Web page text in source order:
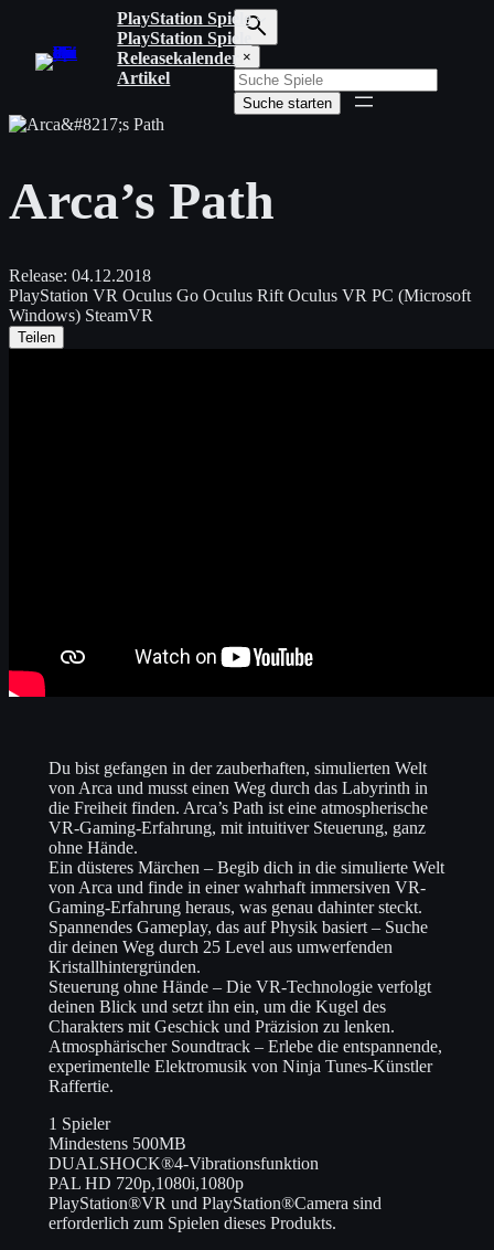
springen
PlayStation Spiele
PlayStation Spiele
Releasekalender
Artikel
S
u
c
h
r
i
i
×
Suche starten
Arca’s Path
Release: 04.12.2018
PlayStation VR Oculus Go Oculus Rift Oculus VR PC (Microsoft
Windows) SteamVR
Teilen
Du bist gefangen in der zauberhaften, simulierten Welt
von Arca und musst einen Weg durch das Labyrinth in
die Freiheit finden. Arca’s Path ist eine atmospherische
VR-Gaming-Erfahrung, mit intuitiver Steuerung, ganz
ohne Hände.
Ein düsteres Märchen – Begib dich in die simulierte Welt
von Arca und finde in einer wahrhaft immersiven VR-
Gaming-Erfahrung heraus, was genau dahinter steckt.
Spannendes Gameplay, das auf Physik basiert – Suche
dir deinen Weg durch 25 Level aus umwerfenden
Kristallhintergründen.
Steuerung ohne Hände – Die VR-Technologie verfolgt
deinen Blick und setzt ihn ein, um die Kugel des
Charakters mit Geschick und Präzision zu lenken.
Atmosphärischer Soundtrack – Erlebe die entspannende,
experimentelle Elektromusik von Ninja Tunes-Künstler
Raffertie.
1 Spieler
Mindestens 500MB
DUALSHOCK®4-Vibrationsfunktion
PAL HD 720p,1080i,1080p
PlayStation®VR und PlayStation®Camera sind
erforderlich zum Spielen dieses Produkts.